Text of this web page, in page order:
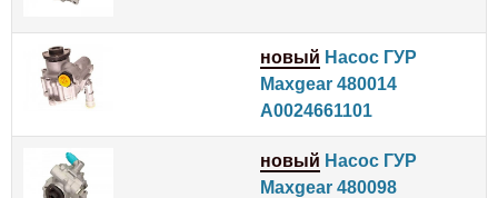
новый Насос ГУР
Maxgear 480014
A0024661101
новый Насос ГУР
Maxgear 480098